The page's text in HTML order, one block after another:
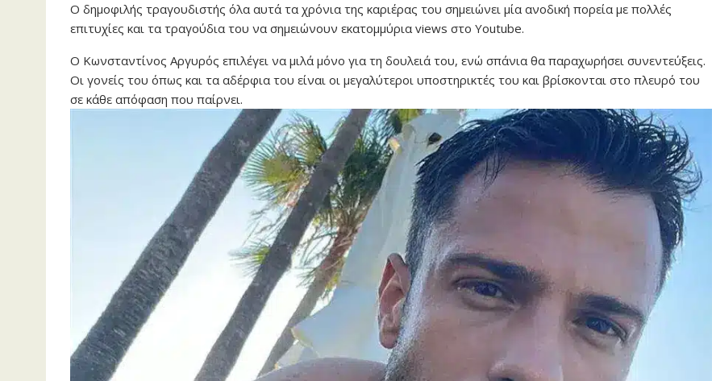
Ο δημοφιλής τραγουδιστής όλα αυτά τα χρόνια της καριέρας του σημειώνει μία ανοδική πορεία με πολλές
επιτυχίες και τα τραγούδια του να σημειώνουν εκατομμύρια views στο Youtube.
Ο Κωνσταντίνος Αργυρός επιλέγει να μιλά μόνο για τη δουλειά του, ενώ σπάνια θα παραχωρήσει συνεντεύξεις.
Οι γονείς του όπως και τα αδέρφια του είναι οι μεγαλύτεροι υποστηρικτές του και βρίσκονται στο πλευρό του
σε κάθε απόφαση που παίρνει.